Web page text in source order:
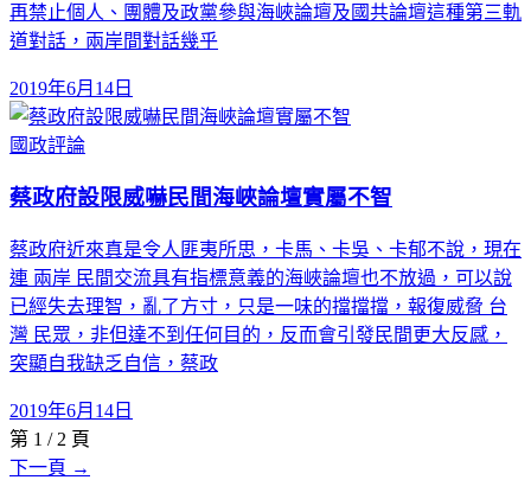
再禁止個人、團體及政黨參與海峽論壇及國共論壇這種第三軌
道對話，兩岸間對話幾乎
2019年6月14日
國政評論
蔡政府設限威嚇民間海峽論壇實屬不智
蔡政府近來真是令人匪夷所思，卡馬、卡吳、卡郁不說，現在
連 兩岸 民間交流具有指標意義的海峽論壇也不放過，可以說
已經失去理智，亂了方寸，只是一味的擋擋擋，報復威脅 台
灣 民眾，非但達不到任何目的，反而會引發民間更大反感，
突顯自我缺乏自信，蔡政
2019年6月14日
第 1 / 2 頁
下一頁 →